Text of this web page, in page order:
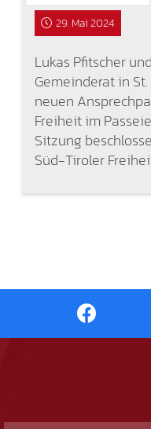
29. Mai 2024
Lukas Pfitscher
Gemeinderat in
neuen
Freiheit im
Sitzung
Süd-Tiroler